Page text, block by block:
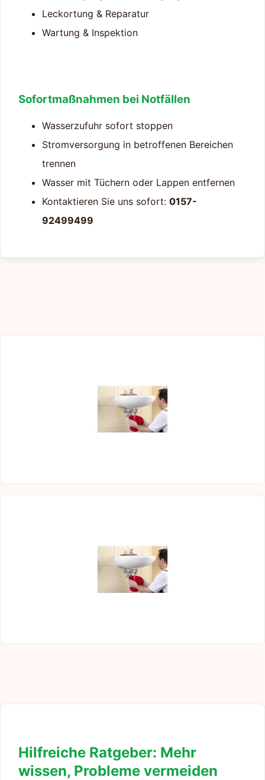
Leckortung & Reparatur
Wartung & Inspektion
Sofortmaßnahmen bei Notfällen
Wasserzufuhr sofort stoppen
Stromversorgung in betroffenen Bereichen
trennen
Wasser mit Tüchern oder Lappen entfernen
Kontaktieren Sie uns sofort: 0157-
92499499
Hilfreiche Ratgeber: Mehr
wissen, Probleme vermeiden